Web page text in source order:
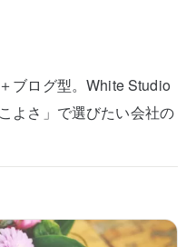
ブログ型。White Studio
よさ」で選びたい会社の